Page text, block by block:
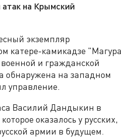
на Крымский
экземпляр
катере-камикадзе "Магура
и гражданской
обнаружена на западном
управление.
Василий Дандыкин в
оказалось у русских,
армии в будущем.